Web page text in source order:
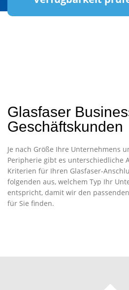
Glasfaser
Geschäftskunden
Je nach Größe Ihre Unternehmens
Peripherie gibt es unterschiedliche
Kriterien für Ihren Glasfaser-
folgenden aus, welchem Typ Ihr
entspricht, damit wir den passenden
für Sie finden.